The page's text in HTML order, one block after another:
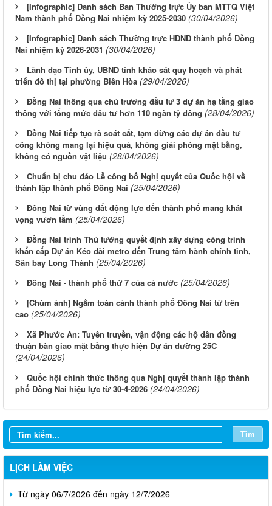
[Infographic] Danh sách Ban Thường trực Ủy ban MTTQ Việt
Nam thành phố Đồng Nai nhiệm kỳ 2025-2030 (30/04/2026)
[Infographic] Danh sách Thường trực HĐND thành phố Đồng
Nai nhiệm kỳ 2026-2031 (30/04/2026)
Lãnh đạo Tỉnh ủy, UBND tỉnh khảo sát quy hoạch và phát
triển đô thị tại phường Biên Hòa (29/04/2026)
Đồng Nai thông qua chủ trương đầu tư 3 dự án hạ tầng giao
thông với tổng mức đầu tư hơn 110 ngàn tỷ đồng (28/04/2026)
Đồng Nai tiếp tục rà soát cắt, tạm dừng các dự án đầu tư
công không mang lại hiệu quả, không giải phóng mặt bằng,
không có nguồn vật liệu (28/04/2026)
Chuẩn bị chu đáo Lễ công bố Nghị quyết của Quốc hội về
thành lập thành phố Đồng Nai (25/04/2026)
Đồng Nai từ vùng đất động lực đến thành phố mang khát
vọng vươn tầm (25/04/2026)
Đồng Nai trình Thủ tướng quyết định xây dựng công trình
khẩn cấp Dự án Kéo dài metro đến Trung tâm hành chính tỉnh,
Sân bay Long Thành (25/04/2026)
Đồng Nai - thành phố thứ 7 của cả nước (25/04/2026)
[Chùm ảnh] Ngắm toàn cảnh thành phố Đồng Nai từ trên
cao (25/04/2026)
Xã Phước An: Tuyên truyền, vận động các hộ dân đồng
thuận bàn giao mặt bằng thực hiện Dự án đường 25C
(24/04/2026)
Quốc hội chính thức thông qua Nghị quyết thành lập thành
phố Đồng Nai hiệu lực từ 30-4-2026 (24/04/2026)
Tìm
LỊCH LÀM VIỆC
Từ ngày 03/8/2026 đến ngày 09/8/2026
Từ ngày 27/7/2026 đến ngày 02/8/2026
Từ ngày 20/7/2026 đến ngày 26/7/2026
Từ ngày 13/7/2026 đến ngày 18/7/2026
Từ ngày 06/7/2026 đến ngày 12/7/2026